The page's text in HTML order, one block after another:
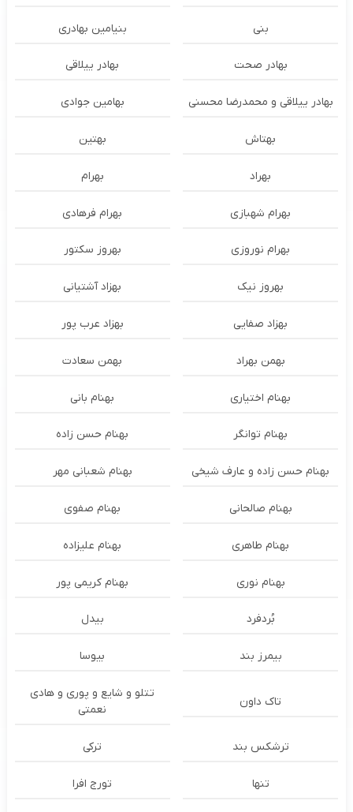
بنی بنیامین بهادری
بهادر صحت بهادر ییلاقی
بهادر ییلاقی و محمدرضا محسنی بهامین جوادی
بهتاش بهتین
بهراد بهرام
بهرام شهبازی بهرام فرهادی
بهرام نوروزی بهروز سکتور
بهروز نیک بهزاد آشتیانی
بهزاد صفایی بهزاد عرب پور
بهمن بهراد بهمن سعادت
بهنام اختیاری بهنام بانی
بهنام توانگر بهنام حسن زاده
بهنام حسن زاده و عارف شیخی بهنام شعبانی مهر
بهنام صالحانی بهنام صفوی
بهنام طاهری بهنام علیزاده
بهنام نوری بهنام کریمی پور
بُردفرد بیدل
بیمرز بند بیوسا
تاک داون
تتلو و شایع و پوری و هادی
نعمتی
ترشكس بند ترکی
تنها تورج افرا